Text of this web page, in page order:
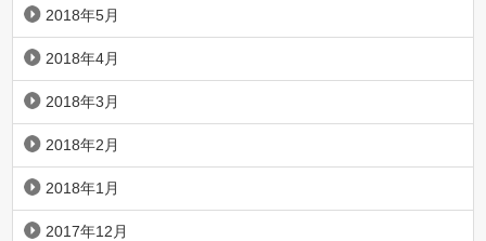
2018年5月
2018年4月
2018年3月
2018年2月
2018年1月
2017年12月